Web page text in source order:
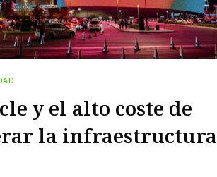
y el alto coste de
la infraestructura